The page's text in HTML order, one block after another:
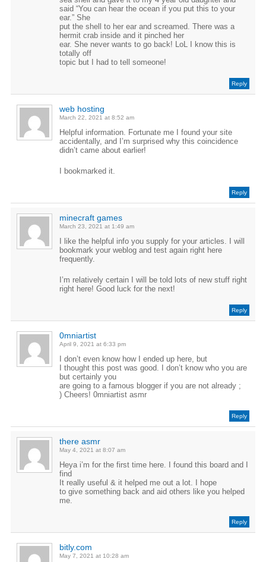
said “You can hear the ocean if you put this to your
ear.” She
put the shell to her ear and screamed. There was a
hermit crab inside and it pinched her
ear. She never wants to go back! LoL I know this is
totally off
topic but I had to tell someone!
Reply
web hosting
March 22, 2021 at 8:52 am
Helpful information. Fortunate me I found your site
accidentally, and I’m surprised why this coincidence
didn’t came about earlier!
I bookmarked it.
Reply
minecraft games
March 23, 2021 at 1:49 am
I like the helpful info you supply for your articles. I will
bookmark your weblog and test again right here
frequently.
I’m relatively certain I will be told lots of new stuff right
right here! Good luck for the next!
Reply
0mniartist
April 9, 2021 at 6:33 pm
I don’t even know how I ended up here, but
I thought this post was good. I don’t know who you are
but certainly you
are going to a famous blogger if you are not already ;
) Cheers! 0mniartist asmr
Reply
there asmr
May 4, 2021 at 8:07 am
Heya i’m for the first time here. I found this board and I
find
It really useful & it helped me out a lot. I hope
to give something back and aid others like you helped
me.
Reply
bitly.com
May 7, 2021 at 10:28 am